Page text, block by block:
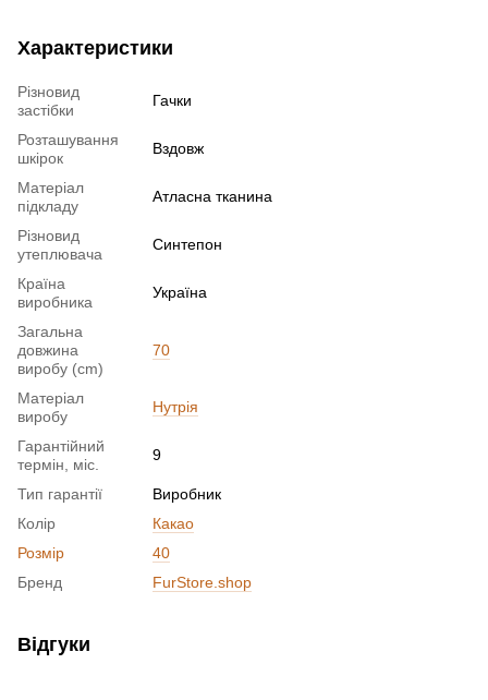
Характеристики
Різновид
застібки
Гачки
Розташування
шкірок
Вздовж
Матеріал
підкладу
Атласна тканина
Різновид
утеплювача
Синтепон
Країна
виробника
Україна
Загальна
довжина
виробу (cm)
70
Матеріал
виробу
Нутрія
Гарантійний
термін, міс.
9
Тип гарантії
Виробник
Колір
Какао
Розмір
40
Бренд
FurStore.shop
Відгуки